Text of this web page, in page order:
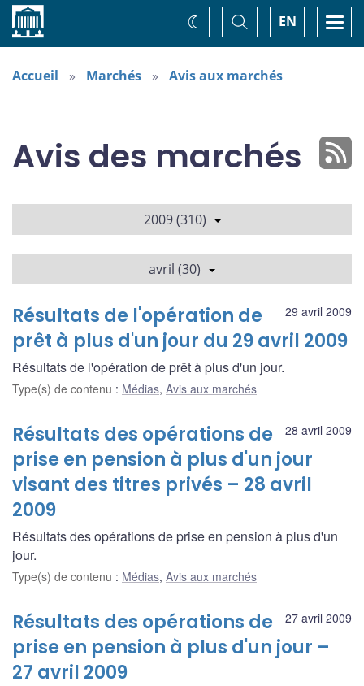
Accueil EN
Basculer
la
recherche
Changez
de
Accueil Marchés Avis aux marchés
Avis des marchés
2009 (310)
avril (30)
29 avril 2009
Résultats de l'opération de
prêt à plus d'un jour du 29 avril 2009
Résultats de l'opération de prêt à plus d'un jour.
Type(s) de contenu : Médias, Avis aux marchés
28 avril 2009
Résultats des opérations de
prise en pension à plus d'un jour
visant des titres privés – 28 avril
2009
Résultats des opérations de prise en pension à plus d'un
jour.
Type(s) de contenu : Médias, Avis aux marchés
27 avril 2009
Résultats des opérations de
prise en pension à plus d'un jour –
27 avril 2009